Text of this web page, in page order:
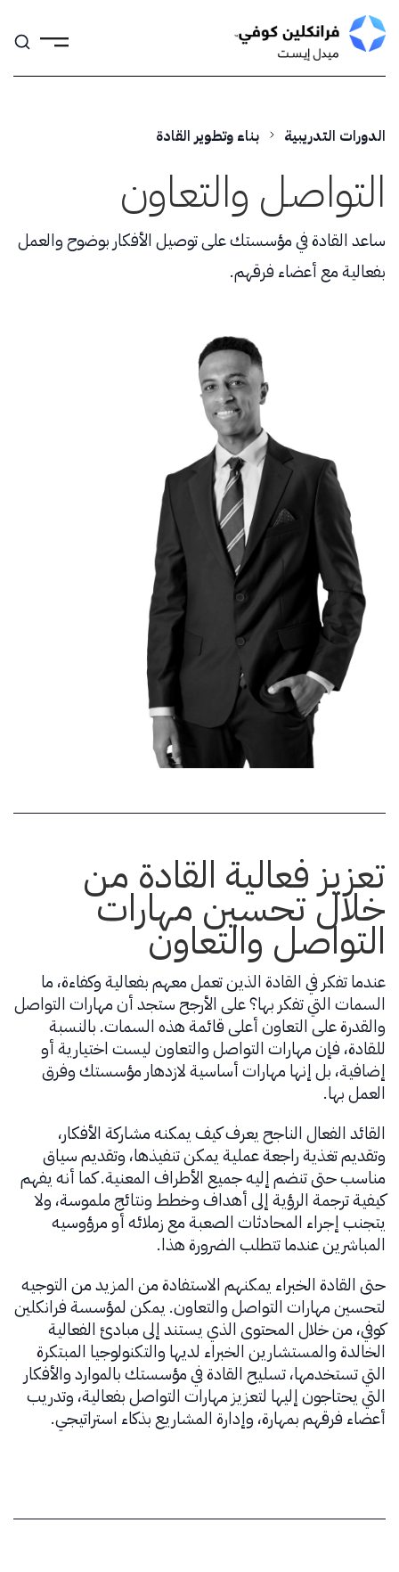
Skip
to
content
الدورات التدريبية بناء وتطوير القادة
التواصل والتعاون
ساعد القادة في مؤسستك على توصيل الأفكار بوضوح والعمل
بفعالية مع أعضاء فرقهم.
تعزيز فعالية القادة من
خلال تحسين مهارات
التواصل والتعاون
عندما تفكر في القادة الذين تعمل معهم بفعالية وكفاءة، ما
السمات التي تفكر بها؟ على الأرجح ستجد أن مهارات التواصل
والقدرة على التعاون أعلى قائمة هذه السمات. بالنسبة
للقادة، فإن مهارات التواصل والتعاون ليست اختيارية أو
إضافية، بل إنها مهارات أساسية لازدهار مؤسستك وفرق
العمل بها.
القائد الفعال الناجح يعرف كيف يمكنه مشاركة الأفكار،
وتقديم تغذية راجعة عملية يمكن تنفيذها، وتقديم سياق
مناسب حتى تنضم إليه جميع الأطراف المعنية. كما أنه يفهم
كيفية ترجمة الرؤية إلى أهداف وخطط ونتائج ملموسة، ولا
يتجنب إجراء المحادثات الصعبة مع زملائه أو مرؤوسيه
المباشرين عندما تتطلب الضرورة هذا.
حتى القادة الخبراء يمكنهم الاستفادة من المزيد من التوجيه
لتحسين مهارات التواصل والتعاون. يمكن لمؤسسة فرانكلين
كوفي، من خلال المحتوى الذي يستند إلى مبادئ الفعالية
الخالدة والمستشارين الخبراء لديها والتكنولوجيا المبتكرة
التي تستخدمها، تسليح القادة في مؤسستك بالموارد والأفكار
التي يحتاجون إليها لتعزيز مهارات التواصل بفعالية، وتدريب
أعضاء فرقهم بمهارة، وإدارة المشاريع بذكاء استراتيجي.